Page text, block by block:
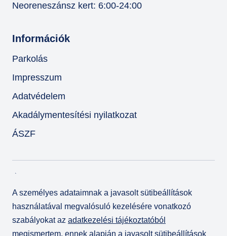
Neoreneszánsz kert: 6:00-24:00
Információk
Parkolás
Impresszum
Adatvédelem
Akadálymentesítési nyilatkozat
ÁSZF
A személyes adataimnak a javasolt sütibeállítások
használatával megvalósuló kezelésére vonatkozó
szabályokat az adatkezelési tájékoztatóból
megismertem, ennek alapján a javasolt sütibeállítások